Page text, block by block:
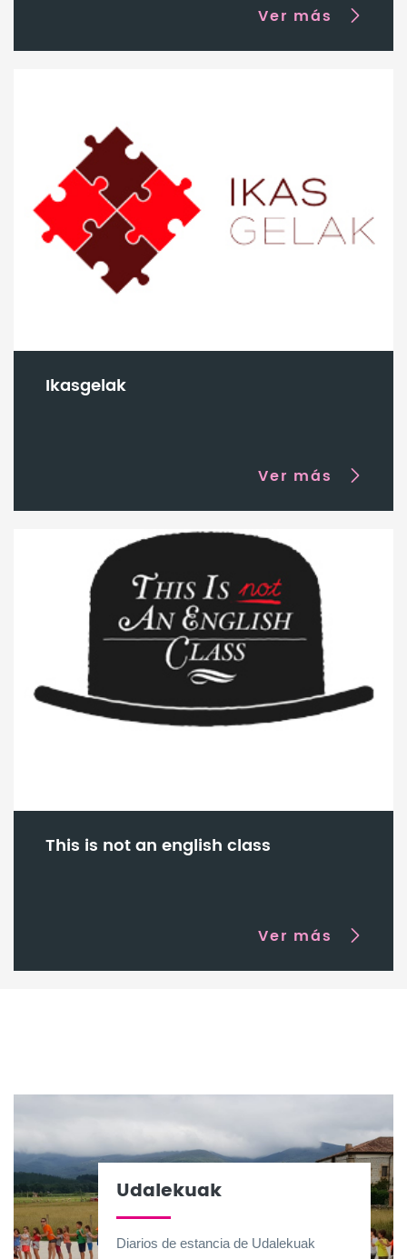
Ver más
Ikasgelak
Ver más
This is not an english class
Ver más
Udalekuak
Diarios de estancia de Udalekuak